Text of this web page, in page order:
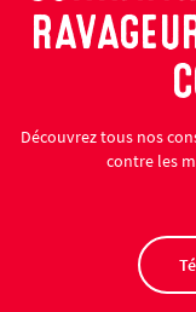
Découvrez tous nos
contre les